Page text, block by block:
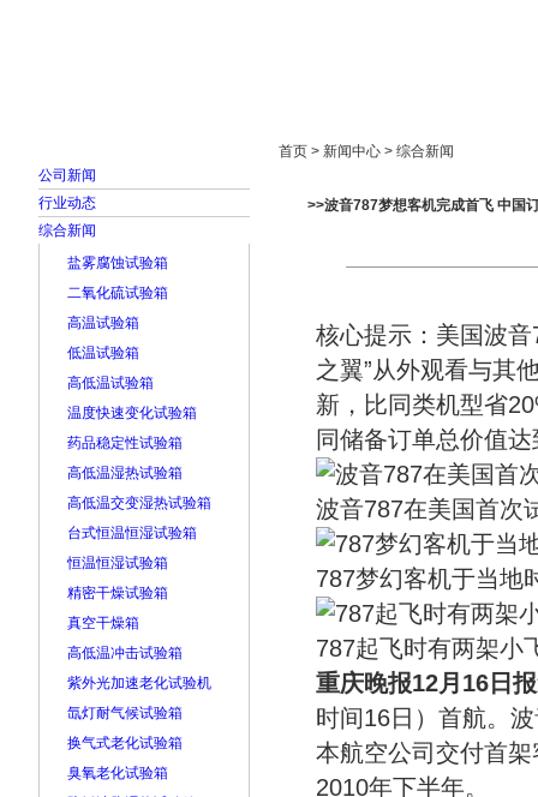
公司新闻
行业动态
综合新闻
盐雾腐蚀试验箱
二氧化硫试验箱
高温试验箱
低温试验箱
高低温试验箱
温度快速变化试验箱
药品稳定性试验箱
高低温湿热试验箱
高低温交变湿热试验箱
台式恒温恒湿试验箱
恒温恒湿试验箱
精密干燥试验箱
真空干燥箱
高低温冲击试验箱
紫外光加速老化试验机
氙灯耐气候试验箱
换气式老化试验箱
臭氧老化试验箱
首页 > 新闻中心 > 综合新闻
>>波音787梦想客机完成首飞 中国
核心提示：美国波音
之翼”从外观看与其
新，比同类机型省
同储备订单总价值
波音787在美国首次
787梦幻客机于当地
787起飞时有两架小
重庆晚报12月16日
时间16日）首航。
本航空公司交付首
2010年下半年。